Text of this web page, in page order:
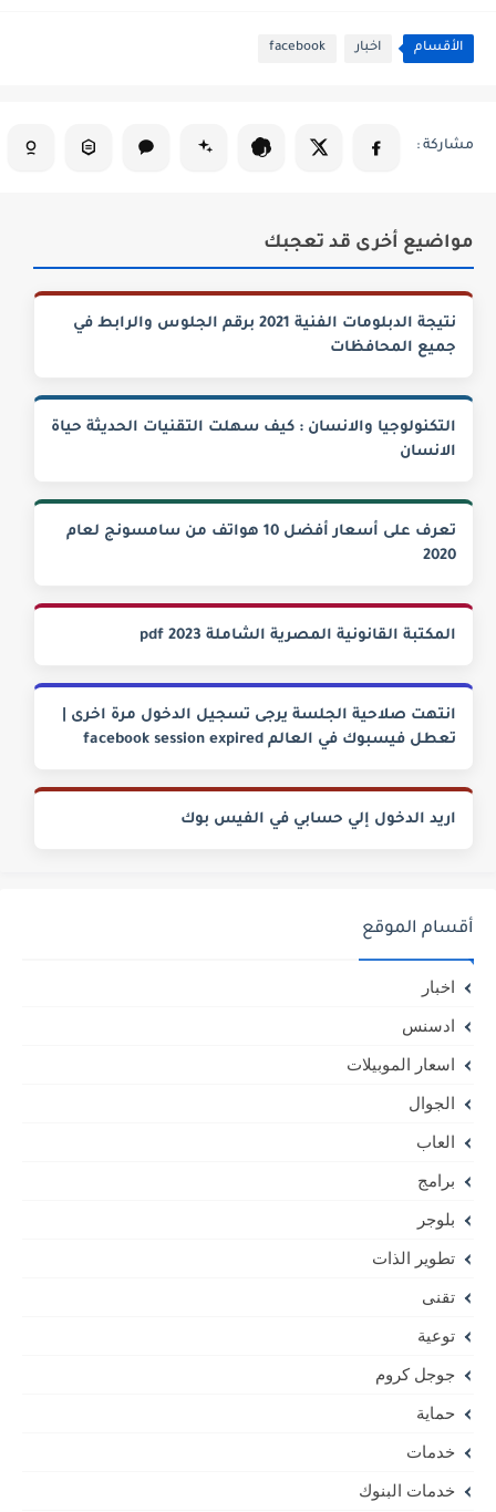
الأقسام اخبار facebook
مواضيع أخرى قد تعجبك
نتيجة الدبلومات الفنية 2021 برقم الجلوس والرابط في
جميع المحافظات
التكنولوجيا والانسان : كيف سهلت التقنيات الحديثة حياة
الانسان
تعرف على أسعار أفضل 10 هواتف من سامسونج لعام
2020
المكتبة القانونية المصرية الشاملة 2023 pdf
انتهت صلاحية الجلسة يرجى تسجيل الدخول مرة اخرى |
تعطل فيسبوك في العالم facebook session expired
اريد الدخول إلي حسابي في الفيس بوك
أقسام الموقع
اخبار
ادسنس
اسعار الموبيلات
الجوال
العاب
برامج
بلوجر
تطوير الذات
تقنى
توعية
جوجل كروم
حماية
خدمات
خدمات البنوك